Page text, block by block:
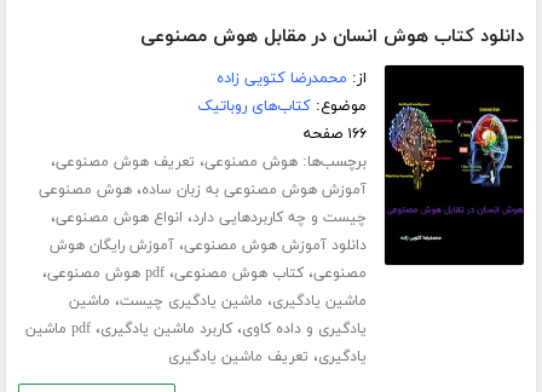
دانلود کتاب هوش انسان در مقابل هوش مصنوعی
از: محمدرضا کتویی زاده
موضوع:کتاب‌های روباتیک
۱۶۶ صفحه
برچسب‌ها:هوش مصنوعی، تعریف هوش مصنوعی،
آموزش هوش مصنوعی به زبان ساده،هوش مصنوعی
چیست و چه کاربردهایی دارد، انواع هوش مصنوعی،
دانلود آموزش هوش مصنوعی،آموزش رایگان هوش
مصنوعی،کتاب هوش مصنوعی،pdf هوش مصنوعی ،
ماشین یادگیری، ماشین یادگیری چیست، ماشین
یادگیری و داده کاوی،کاربرد ماشین یادگیری،
pdf ماشین
یادگیری، تعریف ماشین یادگیری